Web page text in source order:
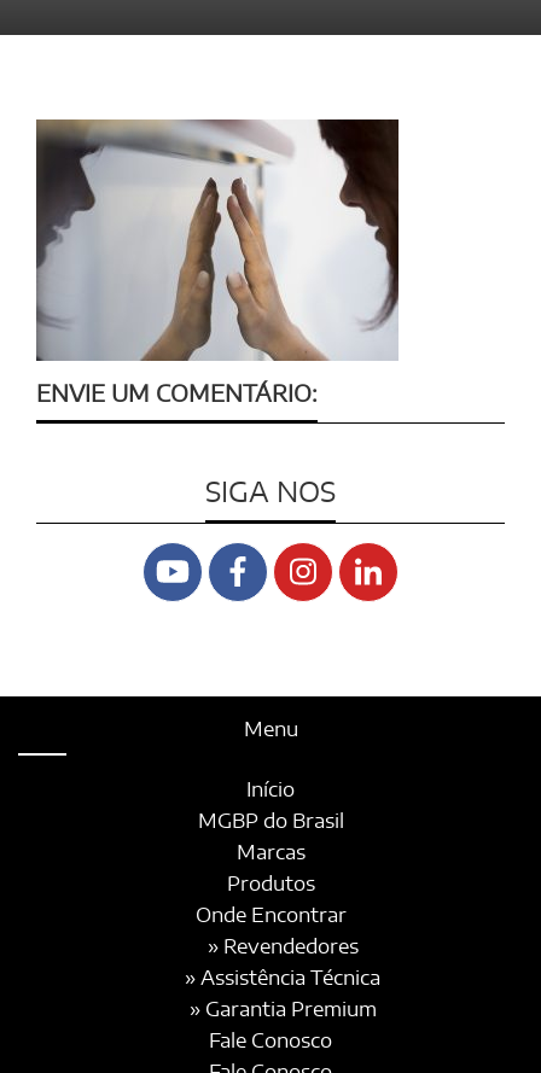
ENVIE UM COMENTÁRIO:
SIGA NOS
Menu
Início
MGBP do Brasil
Marcas
Produtos
Onde Encontrar
» Revendedores
» Assistência Técnica
» Garantia Premium
Fale Conosco